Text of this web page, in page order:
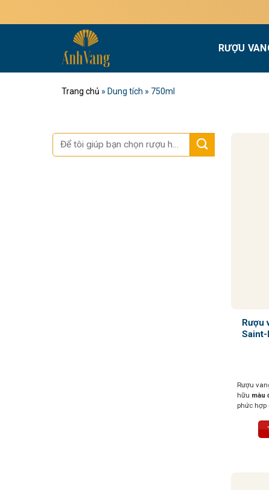
qua
RƯỢU
Trang chủ » Dung tích » 750ml
Tìm
kiếm:
Rượu
Saint-
Rượu
hữu màu
phức hợp
lan tỏa